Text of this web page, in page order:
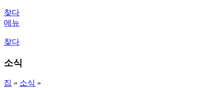
찾다
메뉴
찾다
소식
집 » 소식 »